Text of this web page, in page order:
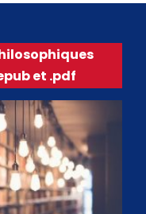
et .pdf